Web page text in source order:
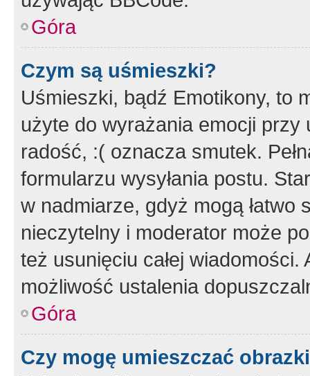
Góra
Czym są uśmieszki?
Uśmieszki, bądź Emotikony, to
użyte do wyrażania emocji
radość, :( oznacza smutek.
formularzu wysyłania postu.
w nadmiarze, gdyż mogą
nieczytelny i moderator może
też usunięciu całej
możliwość ustalenia
Góra
Czy mogę umieszczać